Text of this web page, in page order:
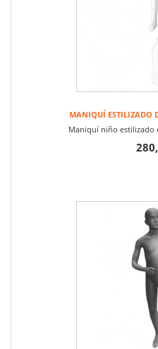
MANIQUÍ ESTILIZADO
Maniquí niño